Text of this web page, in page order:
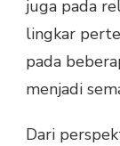
juga pada
lingkar
pada
menjadi
Dari